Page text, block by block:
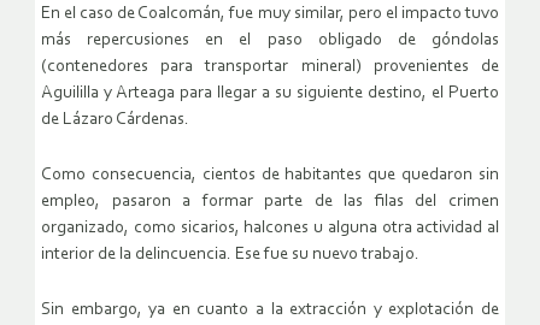
En el caso de Coalcomán, fue muy similar, pero el impacto tuvo
más repercusiones en el paso obligado de góndolas
(contenedores para transportar mineral) provenientes de
Aguililla y Arteaga para llegar a su siguiente destino, el Puerto
de Lázaro Cárdenas.
Como consecuencia, cientos de habitantes que quedaron sin
empleo, pasaron a formar parte de las filas del crimen
organizado, como sicarios, halcones u alguna otra actividad al
interior de la delincuencia. Ese fue su nuevo trabajo.
Sin embargo, ya en cuanto a la extracción y explotación de